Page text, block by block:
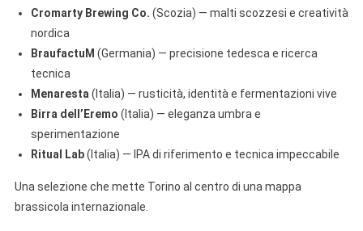
Cromarty Brewing Co. (Scozia) — malti scozzesi e creatività
nordica
BraufactuM (Germania) — precisione tedesca e ricerca
tecnica
Menaresta (Italia) — rusticità, identità e fermentazioni vive
Birra dell’Eremo (Italia) — eleganza umbra e
sperimentazione
Ritual Lab(Italia) — IPA di riferimento e tecnica impeccabile
Una selezione che mette Torino al centro di una mappa
brassicola internazionale.